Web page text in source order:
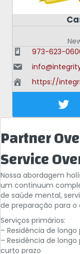
973-623-
https://
Partner
Service
Nossa abordagem
um continuum
de saúde mental,
de preparação para o
Serviços primários:
– Residência de
– Residência de
curto prazo